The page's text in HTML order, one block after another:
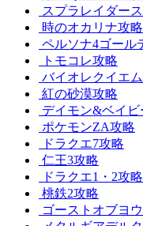
スプラレイダー
時のオカリナ攻略
ペルソナ4ゴール
トモコレ攻略
バイオレクイエ
紅の砂漠攻略
デイモン&ベイビ
ポケモンZA攻略
ドラクエ7攻略
仁王3攻略
ドラクエ1・2攻略
桃鉄2攻略
ゴーストオブヨ